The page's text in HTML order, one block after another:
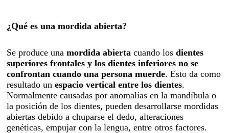
Atención domiciliaria
¿Qué es una mordida abierta?
Se produce unamordida abierta cuando losdientes
superiores frontales y los dientes inferiores no se
confrontan cuando una persona muerde. Esto da como
resultado unespacio vertical entre los dientes.
Normalmente causadas por anomalías en la mandíbula o
la posición de los dientes, pueden desarrollarse mordidas
abiertas debido a chuparse el dedo, alteraciones
genéticas, empujar con la lengua, entre otros factores.